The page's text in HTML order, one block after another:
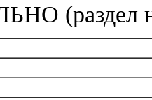
(раздел